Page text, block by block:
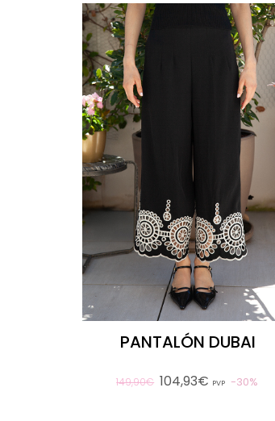
PANTALÓN DUBAI
149,90€ 104,93€ PVP 30%